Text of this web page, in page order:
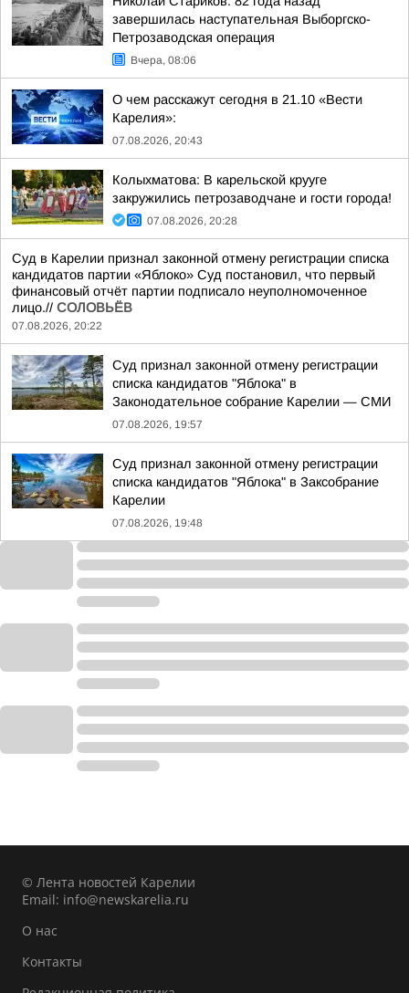
завершилась наступательная Выборгско-
Петрозаводская операция
Вчера, 08:06
О чем расскажут сегодня в 21.10 «Вести
Карелия»:
07.08.2026, 20:43
Колыхматова: В карельской крууге
закружились петрозаводчане и гости города!
07.08.2026, 20:28
Суд в Карелии признал законной отмену регистрации списка
кандидатов партии «Яблоко» Суд постановил, что первый
финансовый отчёт партии подписало неуполномоченное
лицо.// СОЛОВЬЁВ
07.08.2026, 20:22
Суд признал законной отмену регистрации
списка кандидатов "Яблока" в
Законодательное собрание Карелии — СМИ
07.08.2026, 19:57
Суд признал законной отмену регистрации
списка кандидатов "Яблока" в Заксобрание
Карелии
07.08.2026, 19:48
© Лента новостей Карелии
Email: info@newskarelia.ru
О нас
Контакты